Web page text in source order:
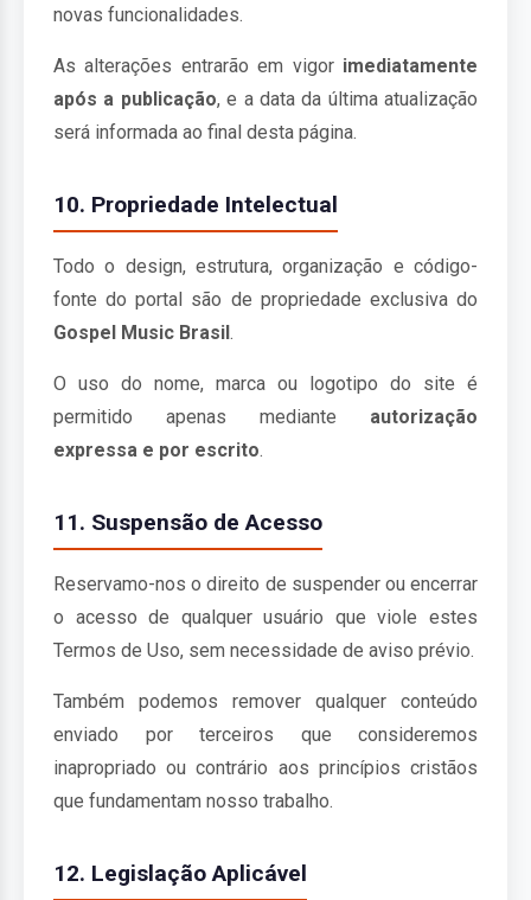
novas funcionalidades.
As alterações entrarão em vigor imediatamente
após a publicação, e a data da última atualização
será informada ao final desta página.
10. Propriedade Intelectual
Todo o design, estrutura, organização e código-
fonte do portal são de propriedade exclusiva do
Gospel Music Brasil.
O uso do nome, marca ou logotipo do site é
permitido apenas mediante autorização
expressa e por escrito.
11. Suspensão de Acesso
Reservamo-nos o direito de suspender ou encerrar
o acesso de qualquer usuário que viole estes
Termos de Uso, sem necessidade de aviso prévio.
Também podemos remover qualquer conteúdo
enviado por terceiros que consideremos
inapropriado ou contrário aos princípios cristãos
que fundamentam nosso trabalho.
12. Legislação Aplicável